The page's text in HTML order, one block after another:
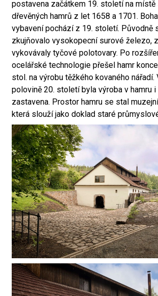
postavena začátkem 19. století na místě
dřevěných hamrů z let 1658 a 1701.
vybavení pochází z 19. století. Původně
zkujňovalo vysokopecní surové železo,
vykovávaly tyčové polotovary. Po
ocelářské technologie přešel hamr
stol. na výrobu těžkého kovaného nářadí.
polovině 20. století byla výroba v hamru
zastavena. Prostor hamru se stal
která slouží jako doklad staré